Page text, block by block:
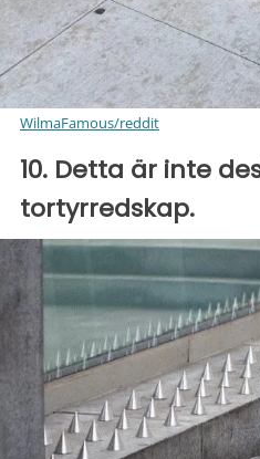
WilmaFamous/reddit
10. Detta är inte
tortyrredskap.